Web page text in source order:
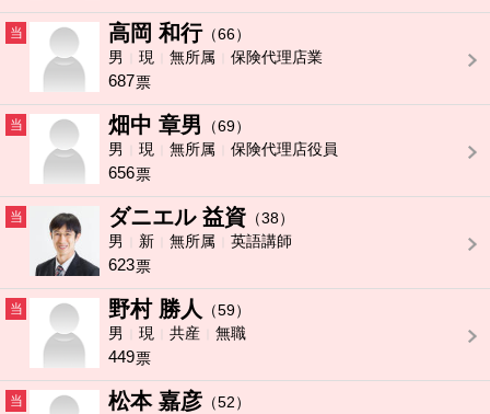
当 高岡 和行（66）
男
現 無所属 保険代理店業
687票
当 畑中 章男
（69）
男
現 無所属 保険代理店役員
656票
当 ダニエル 益資 （38）
男
新 無所属 英語講師
623票
当 野村 勝人
（59）
男
現 共産 無職
449票
当 松本 嘉彦 （52）